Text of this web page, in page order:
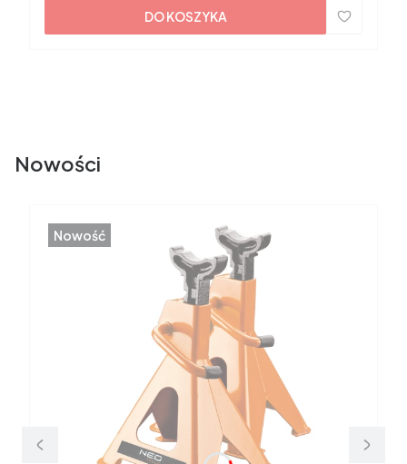
DO KOSZYKA
Nowości
Nowość